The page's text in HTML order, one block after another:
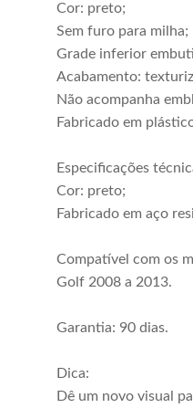
Cor: preto;
Sem furo para milha;
Grade inferior
Acabamento:
Não acompanha
Fabricado em
Especificações
Cor: preto;
Fabricado em aço
Compatível com os
Golf 2008 a 2013.
Garantia: 90 dias.
Dica:
Dê um novo visual